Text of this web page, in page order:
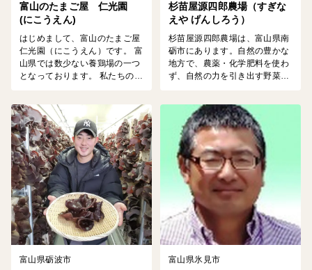
富山のたまご屋 仁光園
(にこうえん)
はじめまして、富山のたまご屋
仁光園（にこうえん）です。 富
山県では数少ない養鶏場の一つ
となっております。 私たちの鶏
戦場ゆかりの宮島峡にありま
す。 1947年から３代に渡り｢安
心安全とおいしさ」を第一に毎
日の仕事に励んでいます。 皆様
の毎日の食生活に欠かせない卵
の生産を通じて、お役に立てた
らと念願しています。
杉苗屋源四郎農場（すぎな
えや げんしろう）
杉苗屋源四郎農場は、富山県南
砺市にあります。自然の豊かな
地方で、農薬・化学肥料を使わ
ず、自然の力を引き出す野菜や
庭「エディブルガーデン」をめ
ざして農業を始めました。 庭師
のスキルを活かして無農薬の野
菜や果樹を育て、ヤギやニワト
リからの恵みを大切にして、令
和を生きる子どもたちの未来の
ために小さなことから始めてい
ます。
富山県砺波市 富山県氷見市